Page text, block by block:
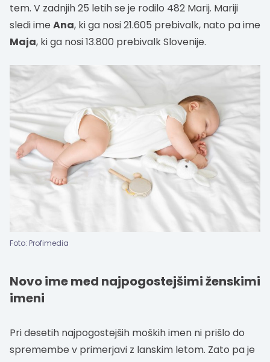
tem. V zadnjih 25 letih se je rodilo 482 Marij. Mariji
sledi ime Ana, ki ga nosi 21.605 prebivalk, nato pa ime
Maja, ki ga nosi 13.800 prebivalk Slovenije.
Foto: Profimedia
Novo ime med najpogostejšimi ženskimi
imeni
Pri desetih najpogostejših moških imen ni prišlo do
spremembe v primerjavi z lanskim letom. Zato pa je